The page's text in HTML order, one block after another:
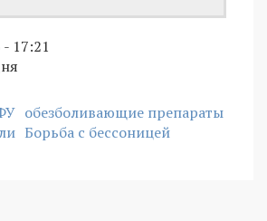
17:21
обезболивающие препараты
Борьба с бессоницей